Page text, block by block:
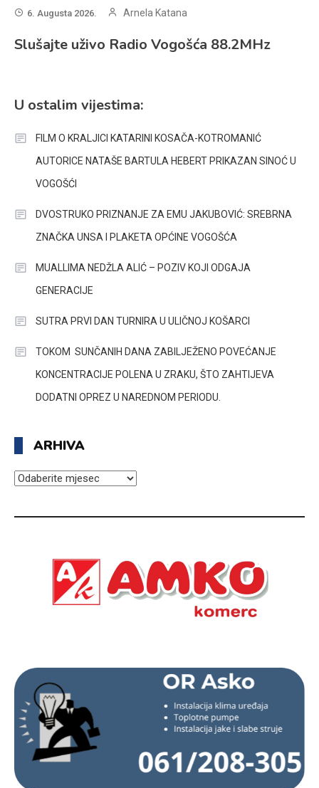
6. Augusta 2026. Arnela Katana
Slušajte uživo Radio Vogošća 88.2MHz
U ostalim vijestima:
FILM O KRALJICI KATARINI KOSAČA-KOTROMANIĆ
AUTORICE NATAŠE BARTULA HEBERT PRIKAZAN SINOĆ U
VOGOŠĆI
DVOSTRUKO PRIZNANJE ZA EMU JAKUBOVIĆ: SREBRNA
ZNAČKA UNSA I PLAKETA OPĆINE VOGOŠĆA
MUALLIMA NEDŽLA ALIĆ – POZIV KOJI ODGAJA
GENERACIJE
SUTRA PRVI DAN TURNIRA U ULIČNOJ KOŠARCI
TOKOM SUNČANIH DANA ZABILJEŽENO POVEĆANJE
KONCENTRACIJE POLENA U ZRAKU, ŠTO ZAHTIJEVA
DODATNI OPREZ U NAREDNOM PERIODU.
ARHIVA
ARHIVA